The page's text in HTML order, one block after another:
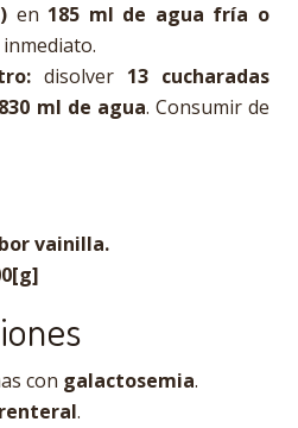
en 185 ml de agua fría o
disolver 13 cucharadas
830 ml de agua. Consumir de
vainilla.
con galactosemia.
.